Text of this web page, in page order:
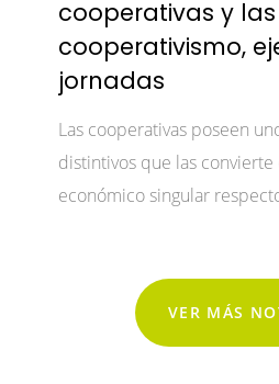
cooperativas y
cooperativismo,
jornadas
Las cooperativas poseen
distintivos que las
económico singular
VER MÁS